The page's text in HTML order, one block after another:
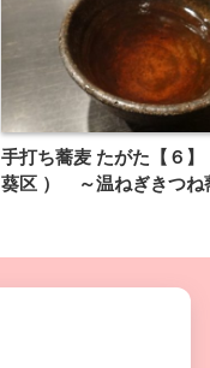
手打ち蕎麦 たがた【６】
葵区 ） ～温ねぎきつね